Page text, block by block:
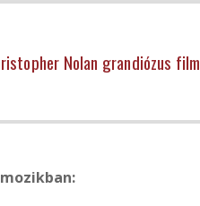
Nolan grandiózus